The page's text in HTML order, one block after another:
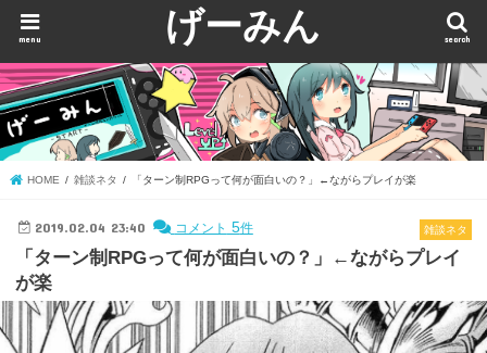
げーみん search
menu
HOME 雑談ネタ 「ターン制RPGって何が面白いの？」←ながらプレイが楽
雑談ネタ
2019.02.04 23:40 コメント 5件
「ターン制RPGって何が面白いの？」←ながらプレイ
が楽